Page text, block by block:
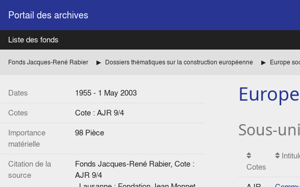
Portail des archives
Liste des fonds
Fonds Jacques-René Rabier Dossiers thématiques sur la construction européenne Europe
Dates
1955 - 1 May 2003
Cotes
Cote : AJR 9/4
Importance
matérielle
98 Pièce
Citation de la
source
Fonds Jacques-René Rabier, Cote :
AJR 9/4
Sous-
Cotes